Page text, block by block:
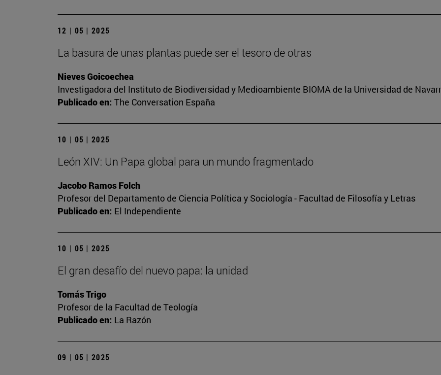
12 | 05 | 2025
La basura de unas plantas puede ser el tesoro de otras
Nieves Goicoechea
Investigadora del Instituto de Biodiversidad y Medioambiente BIOMA de la Universidad de
Publicado en: The Conversation España
10 | 05 | 2025
León XIV: Un Papa global para un mundo fragmentado
Jacobo Ramos Folch
Profesor del Departamento de Ciencia Política y Sociología - Facultad de Filosofía y Letras
Publicado en: El Independiente
10 | 05 | 2025
El gran desafío del nuevo papa: la unidad
Tomás Trigo
Profesor de la Facultad de Teología
Publicado en: La Razón
09 | 05 | 2025